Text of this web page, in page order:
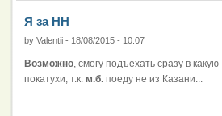
Я за НН
by Valentii - 18/08/2015 - 10:07
Возможно , смогу подъехать сразу в
покатухи, т.к. м.б. поеду не из Казани...